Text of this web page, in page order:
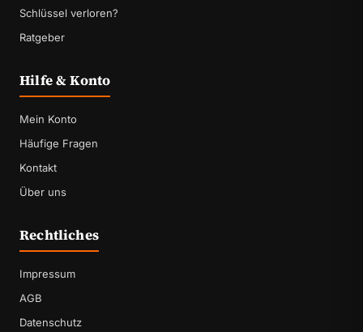
Schlüssel verloren?
Ratgeber
Hilfe & Konto
Mein Konto
Häufige Fragen
Kontakt
Über uns
Rechtliches
Impressum
AGB
Datenschutz